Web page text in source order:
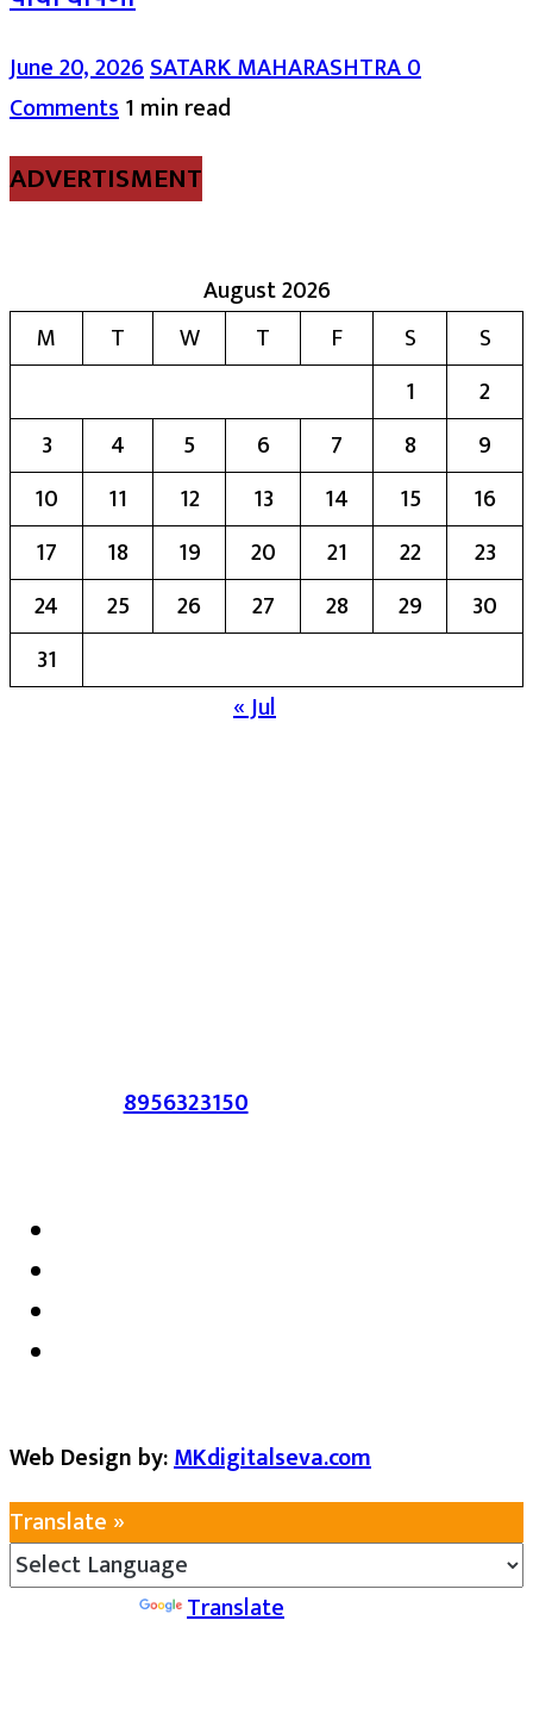
June 20, 2026SATARK MAHARASHTRA0
Comments1 min read
ADVERTISMENT
August 2026
M
T W T F S
S
1
2
3
4 5 6 7 8
9
10
11 12 13 14 15
16
17
18 19 20 21 22
23
24
25 26 27 28 29
30
31
« Jul
संपर्क :-8956323150/ ईमेल :-
Web Design by:MKdigitalseva.com
Translate »
Translate